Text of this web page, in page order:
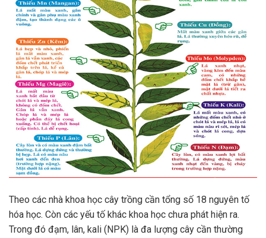
Theo các nhà khoa học cây trồng cần tổng số 18 nguyên tố
hóa học. Còn các yếu tố khác khoa học chưa phát hiện ra.
Trong đó đạm, lân, kali (NPK) là đa lượng cây cần thường